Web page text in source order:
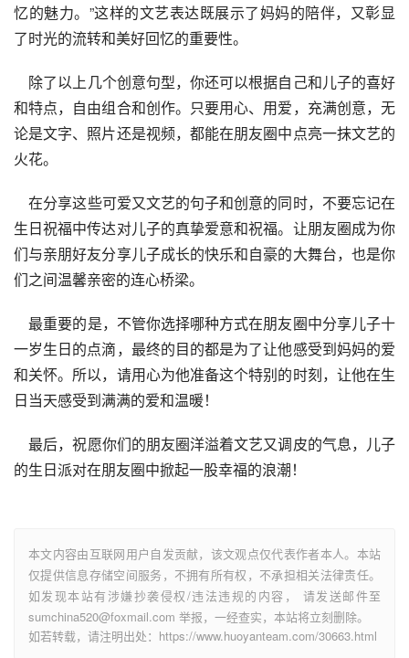
忆的魅力。”这样的文艺表达既展示了妈妈的陪伴，又彰显
了时光的流转和美好回忆的重要性。
和特点，自由组合和创作。只要用心、用爱，充满创意，无
论是文字、照片还是视频，都能在朋友圈中点亮一抹文艺的
火花。
    在分享这些可爱又文艺的句子和创意的同时，不要忘记在
生日祝福中传达对儿子的真挚爱意和祝福。让朋友圈成为你
们与亲朋好友分享儿子成长的快乐和自豪的大舞台，也是你
们之间温馨亲密的连心桥梁。
    最重要的是，不管你选择哪种方式在朋友圈中分享儿子十
一岁生日的点滴，最终的目的都是为了让他感受到妈妈的爱
和关怀。所以，请用心为他准备这个特别的时刻，让他在生
日当天感受到满满的爱和温暖！
    最后，祝愿你们的朋友圈洋溢着文艺又调皮的气息，儿子
的生日派对在朋友圈中掀起一股幸福的浪潮！
本文内容由互联网用户自发贡献，该文观点仅代表作者本人。本站
仅提供信息存储空间服务，不拥有所有权，不承担相关法律责任。
如发现本站有涉嫌抄袭侵权/违法违规的内容， 请发送邮件至
sumchina520@foxmail.com 举报，一经查实，本站将立刻删除。
如若转载，请注明出处：https://www.huoyanteam.com/30663.html